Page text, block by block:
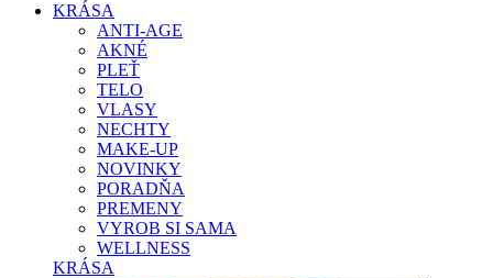
KRÁSA
ANTI-AGE
AKNÉ
PLEŤ
TELO
VLASY
NECHTY
MAKE-UP
NOVINKY
PORADŇA
PREMENY
VYROB SI SAMA
WELLNESS
KRÁSA